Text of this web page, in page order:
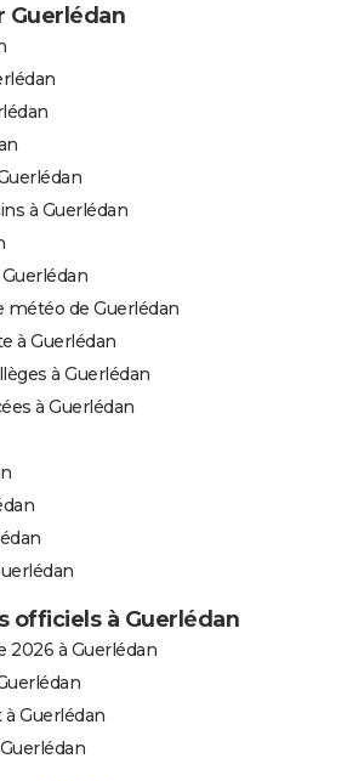
Guerlédan
à Guerlédan
de Guerlédan
à Guerlédan
à Guerlédan
à Guerlédan
officiels à Guerlédan
2026 à Guerlédan
Guerlédan